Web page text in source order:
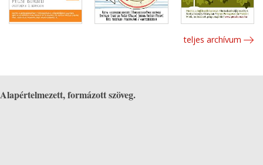
teljes archívum
Alapértelmezett, formázott szöveg.